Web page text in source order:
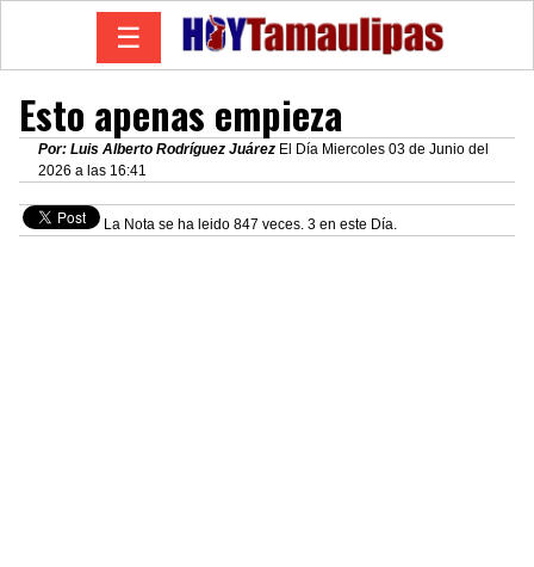
☰
Esto apenas empieza
Por: Luis Alberto Rodríguez Juárez El Día Miercoles 03 de Junio del
2026 a las 16:41
La Nota se ha leido 847 veces. 3 en este Día.